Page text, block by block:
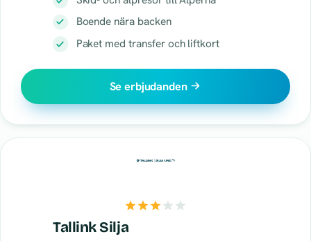
Boende nära backen
Paket med transfer och liftkort
Se erbjudanden
Tallink Silja